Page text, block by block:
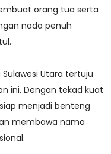
orang tua serta
nada penuh
Utara tertuju
ini. Dengan tekad kuat
menjadi benteng
membawa nama